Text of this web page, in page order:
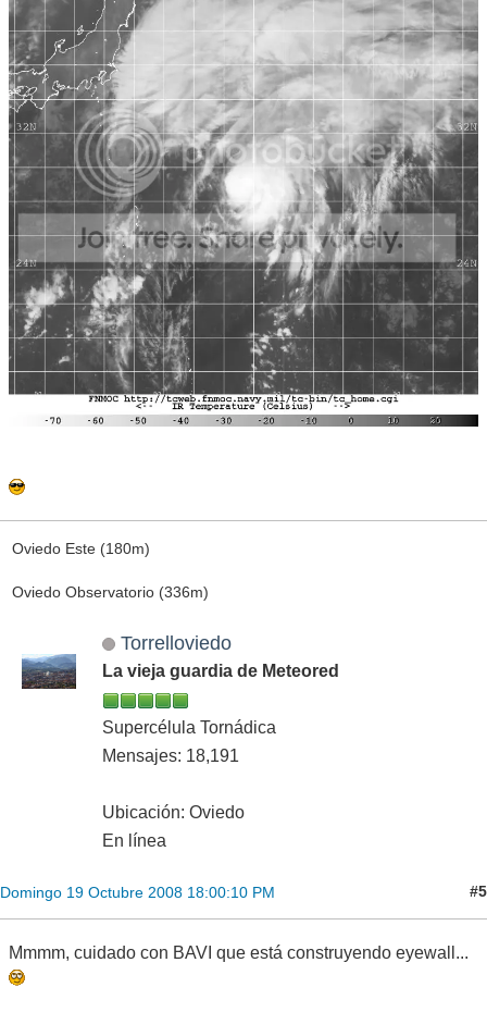
Oviedo Este (180m)
Oviedo Observatorio (336m)
Torrelloviedo
La vieja guardia de Meteored
Supercélula Tornádica
Mensajes: 18,191
Ubicación: Oviedo
En línea
Domingo 19 Octubre 2008 18:00:10 PM #5
Mmmm, cuidado con BAVI que está construyendo eyewall...